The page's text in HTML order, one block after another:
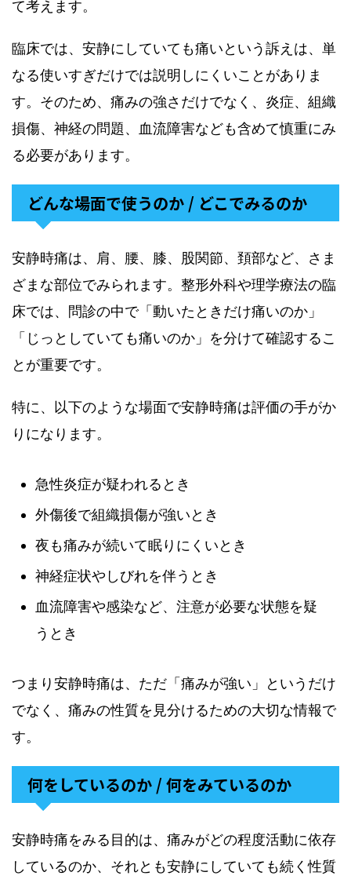
て考えます。
臨床では、安静にしていても痛いという訴えは、単
なる使いすぎだけでは説明しにくいことがありま
す。そのため、痛みの強さだけでなく、炎症、組織
損傷、神経の問題、血流障害なども含めて慎重にみ
る必要があります。
どんな場面で使うのか / どこでみるのか
安静時痛は、肩、腰、膝、股関節、頚部など、さま
ざまな部位でみられます。整形外科や理学療法の臨
床では、問診の中で「動いたときだけ痛いのか」
「じっとしていても痛いのか」を分けて確認するこ
とが重要です。
特に、以下のような場面で安静時痛は評価の手がか
りになります。
急性炎症が疑われるとき
外傷後で組織損傷が強いとき
夜も痛みが続いて眠りにくいとき
神経症状やしびれを伴うとき
血流障害や感染など、注意が必要な状態を疑
うとき
つまり安静時痛は、ただ「痛みが強い」というだけ
でなく、痛みの性質を見分けるための大切な情報で
す。
何をしているのか / 何をみているのか
安静時痛をみる目的は、痛みがどの程度活動に依存
しているのか、それとも安静にしていても続く性質